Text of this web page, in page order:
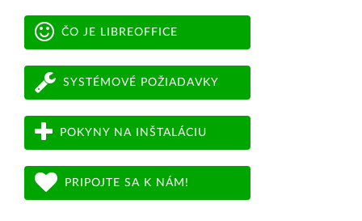
ČO JE LIBREOFFICE
SYSTÉMOVÉ POŽIADAVKY
POKYNY NA INŠTALÁCIU
PRIPOJTE SA K NÁM!